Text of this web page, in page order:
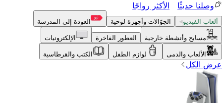
وصلنا حديثًا الأكثر رواجًا
ألعاب الفيديو الجوّالات وأجهزة لوحية العودة إلى المدرسة
مسابح وأنشطة خارجية العطور الفاخرة الإلكترونيات
الألعاب والدمى لوازم الطفل الكتب والقرطاسية
عرض الكل